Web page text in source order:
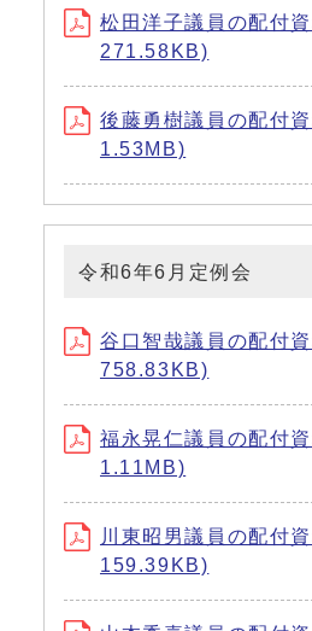
松田洋子議員の配付
271.58KB)
後藤勇樹議員の配付
1.53MB)
令和6年6月定例会
谷口智哉議員の配付
758.83KB)
福永晃仁議員の配付
1.11MB)
川東昭男議員の配付
159.39KB)